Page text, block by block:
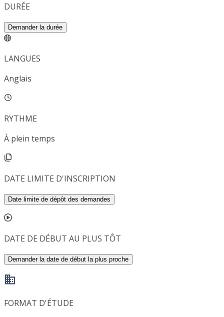
DURÉE
Demander la durée
LANGUES
Anglais
RYTHME
À plein temps
DATE LIMITE D'INSCRIPTION
Date limite de dépôt des demandes
DATE DE DÉBUT AU PLUS TÔT
Demander la date de début la plus proche
FORMAT D'ÉTUDE